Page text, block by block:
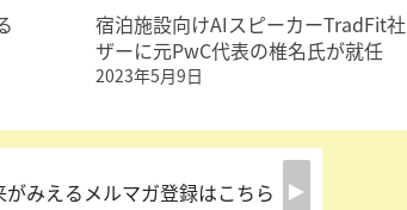
宿泊施設向けAIスピーカーTradFit
ザーに元PwC代表の椎名氏が就任
2023年5月9日
みえるメルマガ登録はこちら